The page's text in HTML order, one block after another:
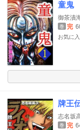
童鬼
御茶漬
巻 完
お気に
牌王
志名坂
巻 完